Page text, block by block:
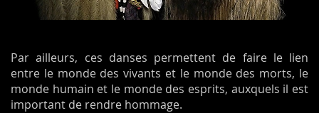
Par ailleurs, ces danses permettent de faire le lien
entre le monde des vivants et le monde des morts, le
monde humain et le monde des esprits, auxquels il est
important de rendre hommage.